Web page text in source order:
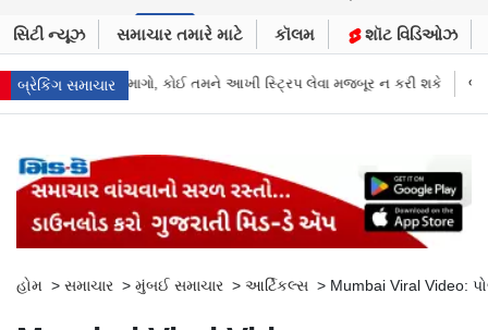
સિટી ન્યૂઝ સમાચાર તમારે માટે કૉલમ શૉટ વિડિઓઝ
બ્રેકિંગ સમાચાર
સ્ટ્રિપ લેવા મજબૂર ન કરી શકે જાહેરખબરોથી લોકોને મિસગાઇડ કરનારી
હોમ > સમાચાર > મુંબઈ સમાચાર > આર્ટિકલ્સ > Mumbai Viral Video: